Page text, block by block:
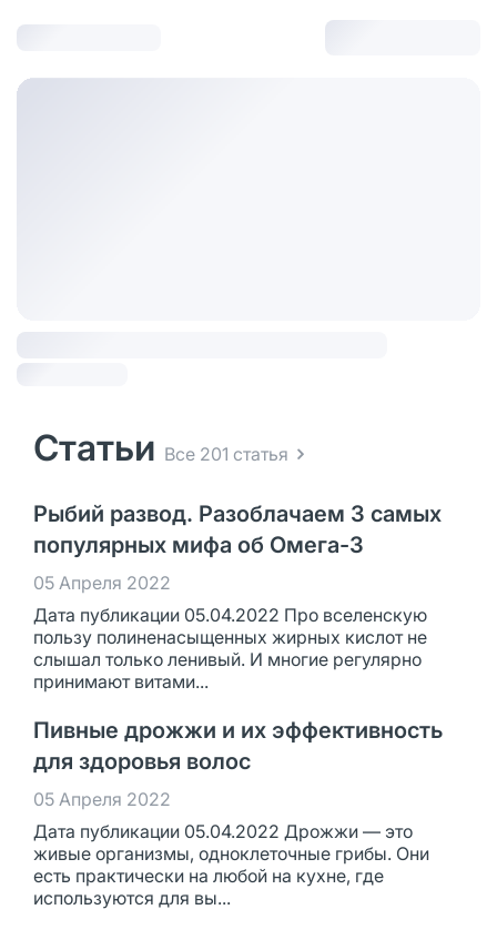
Статьи Все 201 статья
Рыбий развод. Разоблачаем 3 самых
популярных мифа об Омега-3
05 Апреля 2022
Дата публикации 05.04.2022 Про вселенскую
пользу полиненасыщенных жирных кислот не
слышал только ленивый. И многие регулярно
принимают витами...
Пивные дрожжи и их эффективность
для здоровья волос
05 Апреля 2022
Дата публикации 05.04.2022 Дрожжи — это
живые организмы, одноклеточные грибы. Они
есть практически на любой на кухне, где
используются для вы...